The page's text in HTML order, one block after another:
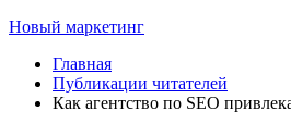
Новый маркетинг
Главная
Публикации читателей
Как агентство по SEO